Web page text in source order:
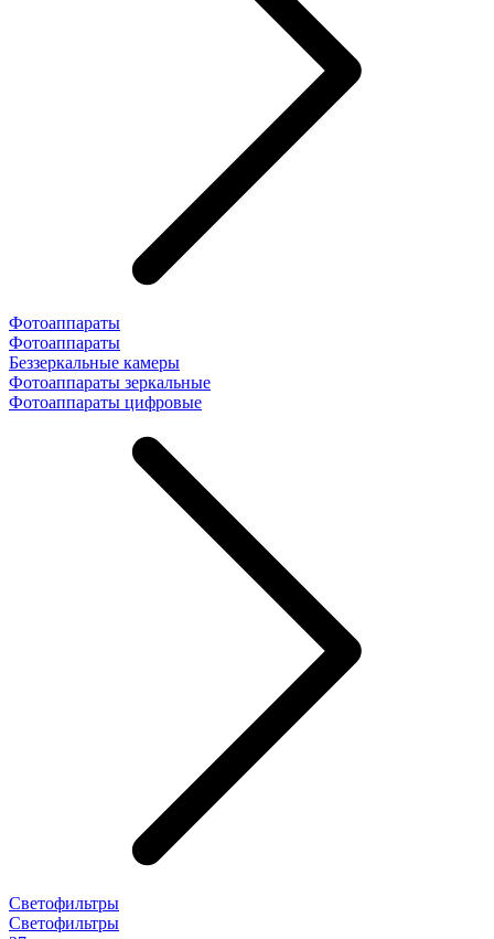
Фотоаппараты
Фотоаппараты
Беззеркальные камеры
Фотоаппараты зеркальные
Фотоаппараты цифровые
Светофильтры
Светофильтры